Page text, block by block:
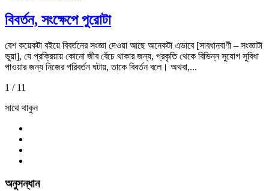
বিবর্তন, সংক্ষেপে পুরোটা
বেশ কয়েকটা বইয়ে বিবর্তনের সংজ্ঞা দেওয়া আছে অনেকটা এভাবে [সাবধানবাণী – সংজ্ঞাটা
ভুয়া], যে প্রক্রিয়ায় কোনো জীব বেঁচে থাকার জন্য, প্রকৃতি থেকে বিভিন্ন সুযোগ সুবিধা
পাওয়ার জন্য নিজের পরিবর্তন ঘটায়, তাকে বিবর্তন বলে। অথবা,...
1 / 11
সাথে থাকুন
অনুসন্ধান